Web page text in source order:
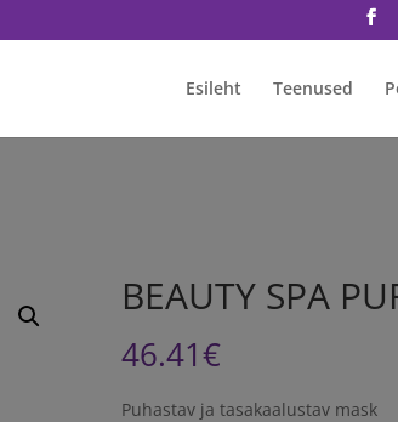
// Once affirmative consent has been
Esileht Teenused
BEAUTY SPA
46.41€
Puhastav ja tasakaalustav mask